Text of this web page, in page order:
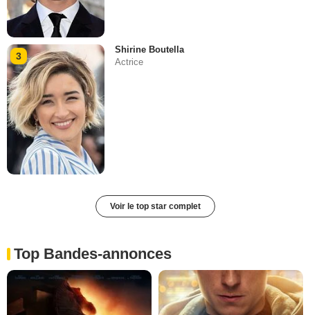
3
Shirine Boutella
Actrice
Voir le top star complet
Top Bandes-annonces